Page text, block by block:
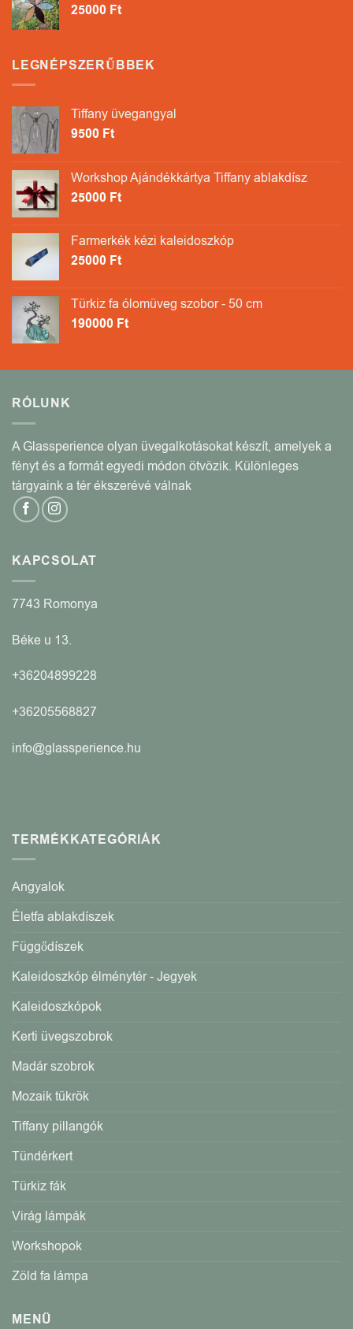
25000 Ft
LEGNÉPSZERŰBBEK
Tiffany üvegangyal
9500 Ft
Workshop Ajándékkártya Tiffany ablakdísz
25000 Ft
Farmerkék kézi kaleidoszkóp
25000 Ft
Türkiz fa ólomüveg szobor - 50 cm
190000 Ft
RÓLUNK
A Glassperience olyan üvegalkotásokat készít, amelyek a
fényt és a formát egyedi módon ötvözik. Különleges
tárgyaink a tér ékszerévé válnak
KAPCSOLAT
7743 Romonya
Béke u 13.
+36204899228
+36205568827
info@glassperience.hu
TERMÉKKATEGÓRIÁK
Angyalok
Életfa ablakdíszek
Függődíszek
Kaleidoszkóp élménytér - Jegyek
Kaleidoszkópok
Kerti üvegszobrok
Madár szobrok
Mozaik tükrök
Tiffany pillangók
Tündérkert
Türkiz fák
Virág lámpák
Workshopok
Zöld fa lámpa
MENÜ